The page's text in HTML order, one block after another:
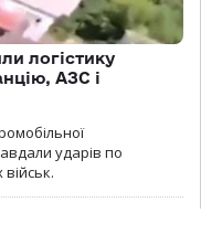
логістику
АЗС і
ударів по